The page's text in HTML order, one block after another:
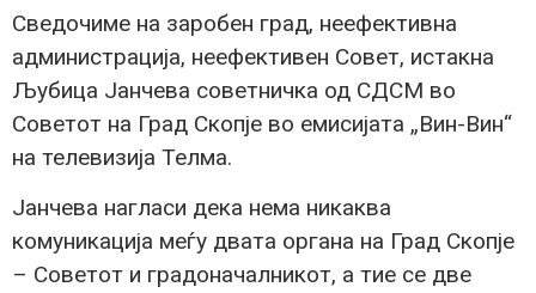
Сведочиме на заробен град, неефективна
администрација, неефективен Совет, истакна
Љубица Јанчева советничка од СДСМ во
Советот на Град Скопје во емисијата „Вин-Вин“
на телевизија Телма.
Јанчева нагласи дека нема никаква
комуникација меѓу двата органа на Град Скопје
– Советот и градоначалникот, а тие се две